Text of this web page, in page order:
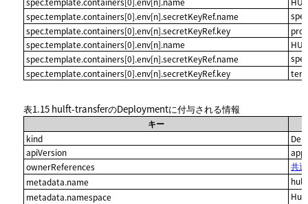
spec.template.containers[0].env[n].secretKeyRef.name
spec.template.containers[0].env[n].secretKeyRef.key
spec.template.containers[0].env[n].name
spec.template.containers[0].env[n].secretKeyRef.name
spec.template.containers[0].env[n].secretKeyRef.key
表1.15 hulft-transferのDeploymentに付与される情報
キー
kind
apiVersion
ownerReferences
共
metadata.name
metadata.namespace